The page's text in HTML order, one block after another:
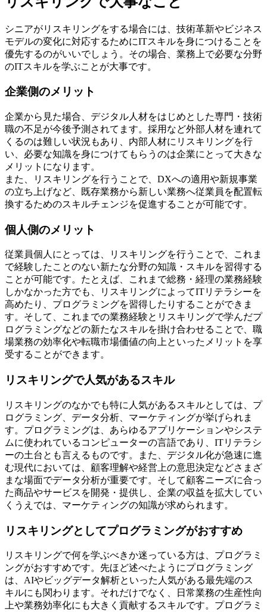
シニアがリスキリングをする場合には、技術革新やビジネス
モデルの変化に対応するためにITスキルを身につけることを
優先するのがいいでしょう。その場合、業務上で必要な分野
のITスキルを学ぶことが大事です。
企業側のメリット
企業から見た場合、デジタル人材をはじめとした専門・技術
職の不足が今後予測されてます。採用など外部人材を連れて
くるのは難しい状況もあり、内部人材にリスキリングを行
い、必要な知識を身につけてもらうのは企業にとって大きな
メリットになります。
また、リスキリングを行うことで、DXへの適用や新規事業
の立ち上げなど、既存業務から新しい業務へ従業員を配置転
換するためのスキルチェンジを促進することが可能です。
個人側のメリット
従業員個人にとっては、リスキリングを行うことで、これま
で経験したことのない新たな分野の知識・スキルを習得する
ことが可能です。たとえば、これまで総務・経理の業務経験
しかなかった方でも、リスキリングによってITリテラシーを
高めたり、プログラミングを習得したりすることができま
す。そして、これまでの業務経験とリスキリングで学んだプ
ログラミングなどの新たなスキルを掛け合わせることで、職
場業務の効率化や転職市場価値の向上といったメリットを享
受することができます。
リスキリングで人気があるスキル
リスキリングのなかでも特に人気があるスキルとしては、プ
ログラミング、データ分析、マーケティングが挙げられま
す。プログラミングは、あらゆるアプリケーションやシステ
ムに使われているコンピューターの言語であり、ITリテラシ
ーの土台とも言えるものです。また、デジタル化が急速に進
む現代においては、顧客理解や経営上の意思決定などさまざ
まな場面でデータ分析が重要です。そして顧客ニーズに合っ
た商品やサービスを開発・提供し、企業の収益を拡大してい
くうえでは、マーケティングの知識が求められます。
リスキリングとしてプログラミングがおすすめ
リスキリングで何を学ぶべきか迷っている方は、プログラミ
ングがおすすめです。先ほど述べたようにプログラミング
は、AIやビッグデータ解析といった人気がある最先端のス
キルにも関わります。それだけでなく、日常業務の生産性向
上や業務効率化にも大きく貢献するスキルです。プログラミ